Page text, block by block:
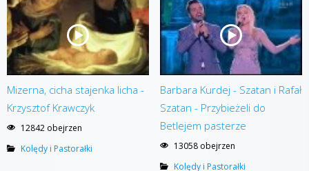
Mizerna, cicha stajenka licha -
Krzysztof Krawczyk
12842 obejrzen
Kolędy i Pastorałki
Barbara Kurdej - Szatan i Rafał
Szatan - Przybieżeli do
Betlejem pasterze
13058 obejrzen
Kolędy i Pastorałki